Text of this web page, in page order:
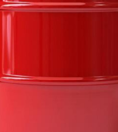
19